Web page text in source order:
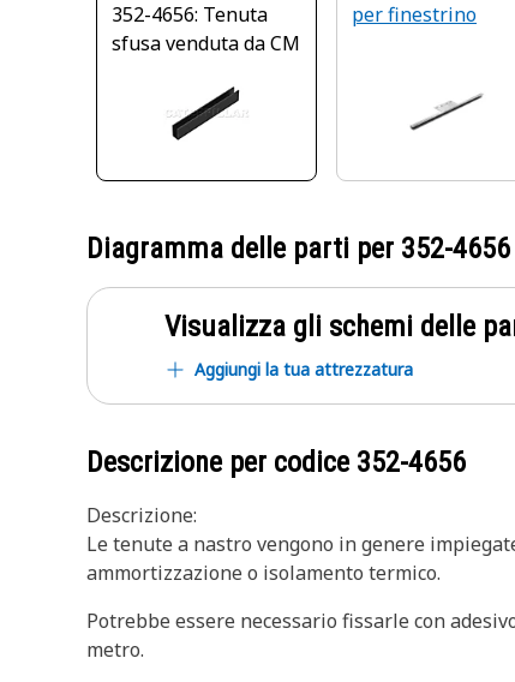
352-4656: Tenuta
sfusa venduta da CM
per finestrino
Diagramma delle parti per 352-4656
Visualizza gli schemi delle
Aggiungi la tua attrezzatura
Descrizione per codice 352-4656
Descrizione:
Le tenute a nastro vengono in genere
ammortizzazione o isolamento termico.
Potrebbe essere necessario fissarle con
metro.